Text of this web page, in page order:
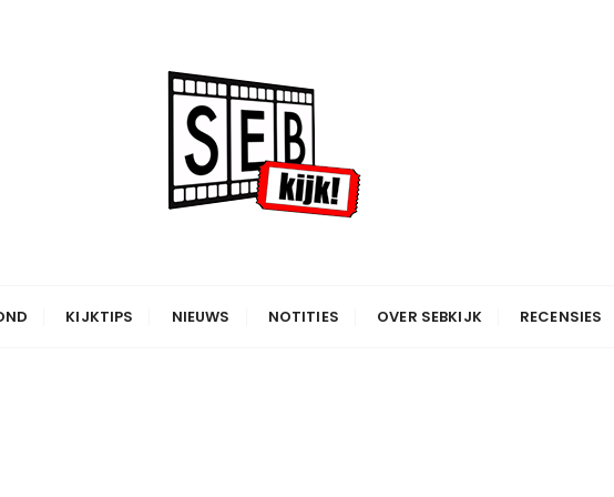
KIJKTIPS NIEUWS NOTITIES OVER SEBKIJK RECENSIES